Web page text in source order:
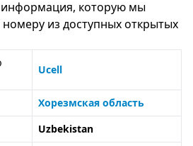
которую мы
из доступных открытых
Ucell
Хорезмская область
Uzbekistan